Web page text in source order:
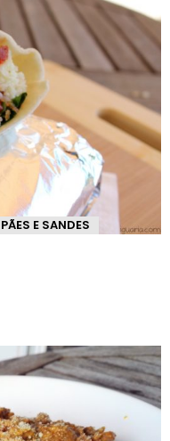
PÃES E SANDES